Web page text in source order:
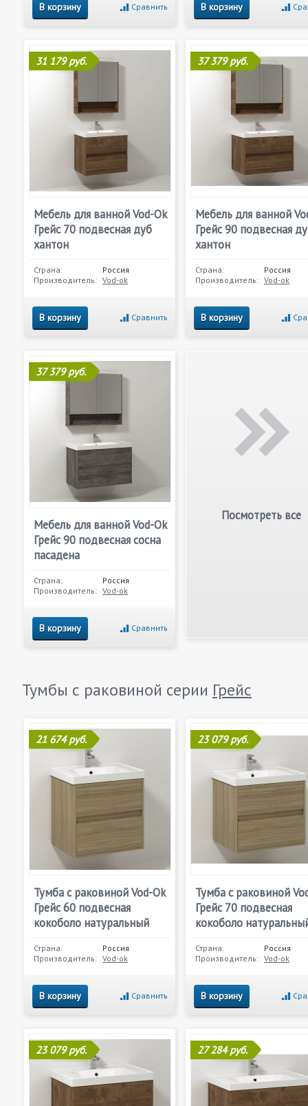
В корзину Сравнить В корзину
31 179 руб.
Мебель для ванной Vod-Ok
Грейс 70 подвесная дуб
хантон
Страна:
Россия
Производитель: Vod-ok
В корзину Сравнить
37 379 руб.
Мебель для ванной
Грейс 90 подвесная
хантон
Страна:
Россия
Производитель: Vod-ok
В корзину
37 379 руб.
Мебель для ванной Vod-Ok
Грейс 90 подвесная сосна
пасадена
Страна:
Россия
Производитель: Vod-ok
В корзину Сравнить
Посмотреть все
Тумбы с раковиной серии Грейс
21 674 руб.
Тумба с раковиной Vod-Ok
Грейс 60 подвесная
кокоболо натуральный
Страна:
Россия
Производитель: Vod-ok
В корзину Сравнить
23 079 руб.
Тумба с раковиной
Грейс 70 подвесная
кокоболо
Страна:
Россия
Производитель: Vod-ok
В корзину
23 079 руб. 27 284 руб.